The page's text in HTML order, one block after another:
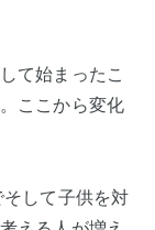
て始まったこ
ここから変化
して子供を対